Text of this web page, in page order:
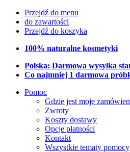
Przejdź do menu
do zawartości
Przejdź do koszyka
100% naturalne kosmetyki
Polska: Darmowa wysyłka
Co najmniej 1 darmowa
Pomoc
Gdzie jest moje
Zwroty
Koszty dostawy
Opcje płatności
Kontakt
Wszystkie tematy pomocy